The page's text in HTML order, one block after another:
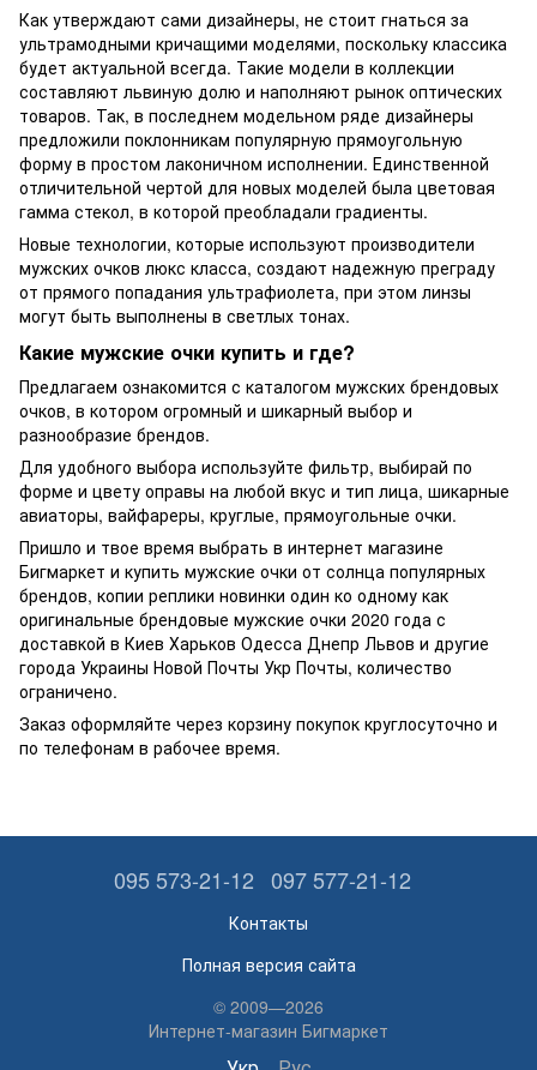
Как утверждают сами дизайнеры, не стоит гнаться за
ультрамодными кричащими моделями, поскольку классика
будет актуальной всегда. Такие модели в коллекции
составляют львиную долю и наполняют рынок оптических
товаров. Так, в последнем модельном ряде дизайнеры
предложили поклонникам популярную прямоугольную
форму в простом лаконичном исполнении. Единственной
отличительной чертой для новых моделей была цветовая
гамма стекол, в которой преобладали градиенты.
Новые технологии, которые используют производители
мужских очков люкс класса, создают надежную преграду
от прямого попадания ультрафиолета, при этом линзы
могут быть выполнены в светлых тонах.
Какие мужские очки купить и где?
Предлагаем ознакомится с каталогом мужских брендовых
очков, в котором огромный и шикарный выбор и
разнообразие брендов.
Для удобного выбора используйте фильтр, выбирай по
форме и цвету оправы на любой вкус и тип лица, шикарные
авиаторы, вайфареры, круглые, прямоугольные очки.
Пришло и твое время выбрать в интернет магазине
Бигмаркет и купить мужские очки от солнца популярных
брендов, копии реплики новинки один ко одному как
оригинальные брендовые мужские очки 2020 года с
доставкой в Киев Харьков Одесса Днепр Львов и другие
города Украины Новой Почты Укр Почты, количество
ограничено.
Заказ оформляйте через корзину покупок круглосуточно и
по телефонам в рабочее время.
095 573-21-12 097 577-21-12
Контакты
Полная версия сайта
© 2009—2026
Интернет-магазин Бигмаркет